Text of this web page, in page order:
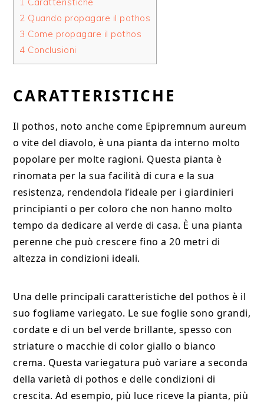
2 Quando propagare il pothos
3 Come propagare il pothos
4 Conclusioni
CARATTERISTICHE
Il pothos, noto anche come Epipremnum aureum
o vite del diavolo, è una pianta da interno molto
popolare per molte ragioni. Questa pianta è
rinomata per la sua facilità di cura e la sua
resistenza, rendendola l’ideale per i giardinieri
principianti o per coloro che non hanno molto
tempo da dedicare al verde di casa. È una pianta
perenne che può crescere fino a 20 metri di
altezza in condizioni ideali.
Una delle principali caratteristiche del pothos è il
suo fogliame variegato. Le sue foglie sono grandi,
cordate e di un bel verde brillante, spesso con
striature o macchie di color giallo o bianco
crema. Questa variegatura può variare a seconda
della varietà di pothos e delle condizioni di
crescita. Ad esempio, più luce riceve la pianta, più